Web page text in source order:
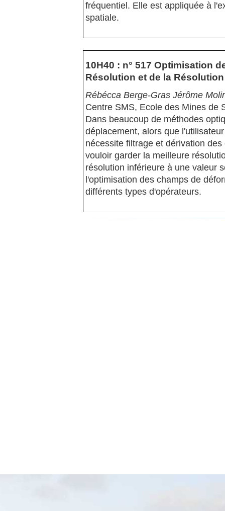
fréquentiel. Elle est appliquée à
spatiale.
10H40 : n° 517 Optimisation
Résolution et de la
Rébécca Berge-Gras Jérôme
Centre SMS, Ecole des Mines de
Dans beaucoup de méthodes
déplacement, alors que
nécessite filtrage et dérivation
vouloir garder la meilleure
résolution inférieure à une valeur
l'optimisation des champs de
différents types d'opérateurs.